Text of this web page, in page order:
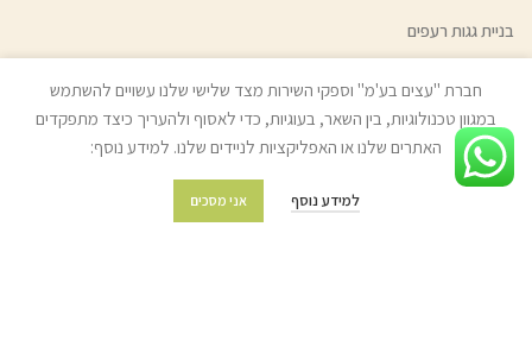
בניית גגות רעפים
השכרת ציוד לקבלני עץ
גיוון צבעי עץ | צבע בהזמנה אישית
חברת "עצים בע'מ" וספקי השירות מצד שלישי שלנו עשויים להשתמש
במגוון טכנולוגיות, בין השאר, בעוגיות, כדי לאסוף ולהעריך כיצד מתפקדים
האתרים שלנו או האפליקציות לניידים שלנו. למידע נוסף:
למידע נוסף אני מסכים